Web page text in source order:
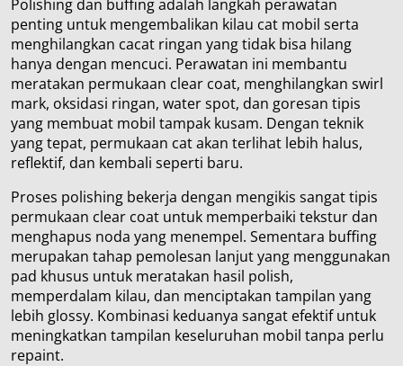
Polishing dan buffing adalah langkah perawatan
penting untuk mengembalikan kilau cat mobil serta
menghilangkan cacat ringan yang tidak bisa hilang
hanya dengan mencuci. Perawatan ini membantu
meratakan permukaan clear coat, menghilangkan swirl
mark, oksidasi ringan, water spot, dan goresan tipis
yang membuat mobil tampak kusam. Dengan teknik
yang tepat, permukaan cat akan terlihat lebih halus,
reflektif, dan kembali seperti baru.
Proses polishing bekerja dengan mengikis sangat tipis
permukaan clear coat untuk memperbaiki tekstur dan
menghapus noda yang menempel. Sementara buffing
merupakan tahap pemolesan lanjut yang menggunakan
pad khusus untuk meratakan hasil polish,
memperdalam kilau, dan menciptakan tampilan yang
lebih glossy. Kombinasi keduanya sangat efektif untuk
meningkatkan tampilan keseluruhan mobil tanpa perlu
repaint.